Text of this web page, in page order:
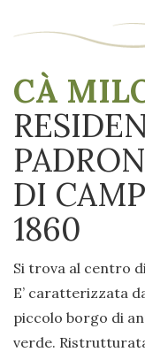
CÀ
DI
1860
Si trova al centro
E’ caratterizzata
piccolo borgo di
verde.